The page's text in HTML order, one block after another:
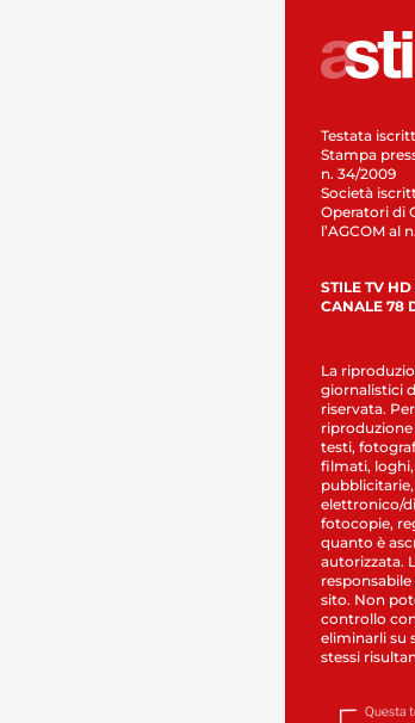
Testata
Stampa
n. 34/2009
Società
Operatori di
l’AGCOM al
STILE TV
CANALE 78
La
giornalistici
riservata.
riproduzione
testi,
filmati, loghi,
elettronico/
fotocopie,
quanto è
autorizzata.
sito. Non
controllo
eliminarli su
stessi